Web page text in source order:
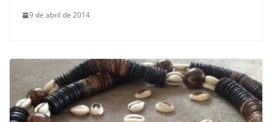
9 de abril de 2014